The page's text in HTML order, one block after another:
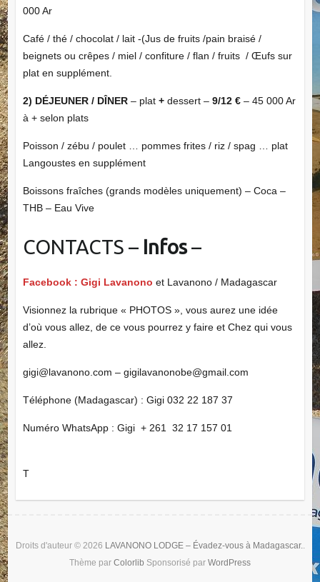
000 Ar
Café / thé / chocolat / lait -(Jus de fruits /pain braisé /
beignets ou crêpes / miel / confiture / flan / fruits / Œufs sur
plat en supplément.
2) DÉJEUNER / DÎNER– plat +dessert – 9/12 €– 45 000 Ar
à + selon plats
Poisson / zébu / poulet … pommes frites / riz / spag … plat
Langoustes en supplément
Boissons fraîches (grands modèles uniquement) – Coca –
THB – Eau Vive
CONTACTS – Infos–
Facebook : Gigi Lavanono et Lavanono / Madagascar
Visionnez la rubrique « PHOTOS », vous aurez une idée
d’où vous allez, de ce vous pourrez y faire et Chez qui vous
allez.
gigi@lavanono.com – gigilavanonobe@gmail.com
Téléphone (Madagascar) : Gigi 032 22 187 37
Numéro WhatsApp : Gigi + 261 32 17 157 01
T
Droits d'auteur © 2026 LAVANONO LODGE – Évadez-vous à Madagascar..
Thème par Colorlib Sponsorisé par WordPress